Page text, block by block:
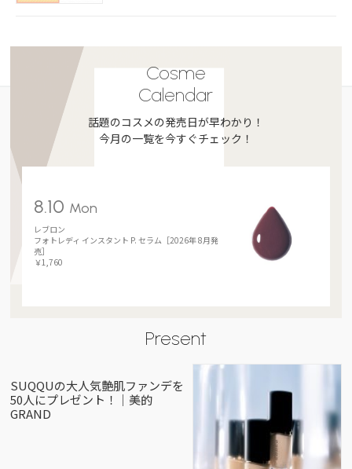
Cosme
Calendar
話題のコスメの発売日が早わかり！
今月の一覧を今すぐチェック！
8.10 Mon
レブロン
フォトレディ インスタント P. セラム［2026年 8月発
売］
￥1,760
Present
SUQQUの大人気艶肌ファンデを
50人にプレゼント！｜美的
GRAND